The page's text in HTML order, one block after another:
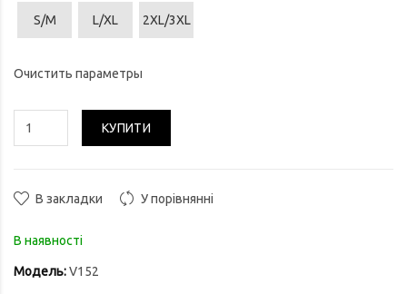
S/M L/XL 2XL/3XL
Очистить параметры
КУПИТИ
В закладки У порівнянні
В наявності
Модель:V152